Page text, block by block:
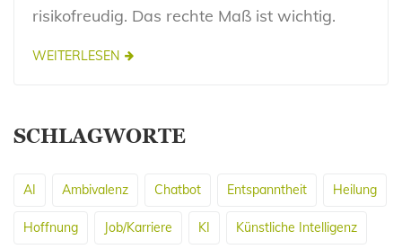
risikofreudig. Das rechte Maß ist wichtig.
WEITERLESEN
SCHLAGWORTE
AI Ambivalenz Chatbot Entspanntheit Heilung
Hoffnung Job/Karriere KI Künstliche Intelligenz